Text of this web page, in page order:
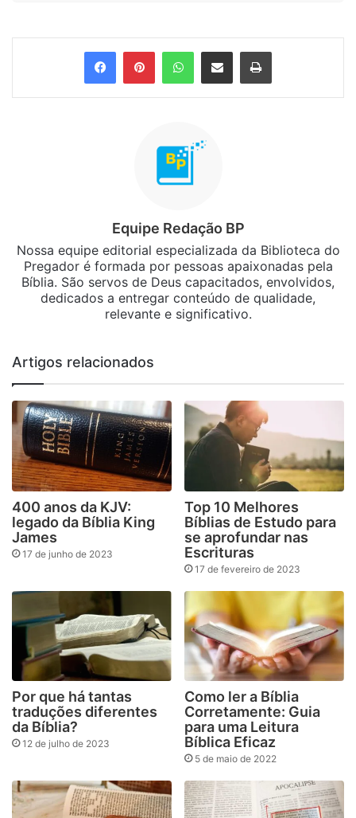
FacebookPinterestWhatsApp
Compartilhar via e-mail Imprimir
Equipe Redação BP
Nossa equipe editorial especializada da Biblioteca do
Pregador é formada por pessoas apaixonadas pela
Bíblia. São servos de Deus capacitados, envolvidos,
dedicados a entregar conteúdo de qualidade,
relevante e significativo.
Artigos relacionados
400 anos da KJV:
legado da Bíblia King
James
17 de junho de 2023
Top 10 Melhores
Bíblias de Estudo para
se aprofundar nas
Escrituras
17 de fevereiro de 2023
Por que há tantas
traduções diferentes
da Bíblia?
12 de julho de 2023
Como ler a Bíblia
Corretamente: Guia
para uma Leitura
Bíblica Eficaz
5 de maio de 2022